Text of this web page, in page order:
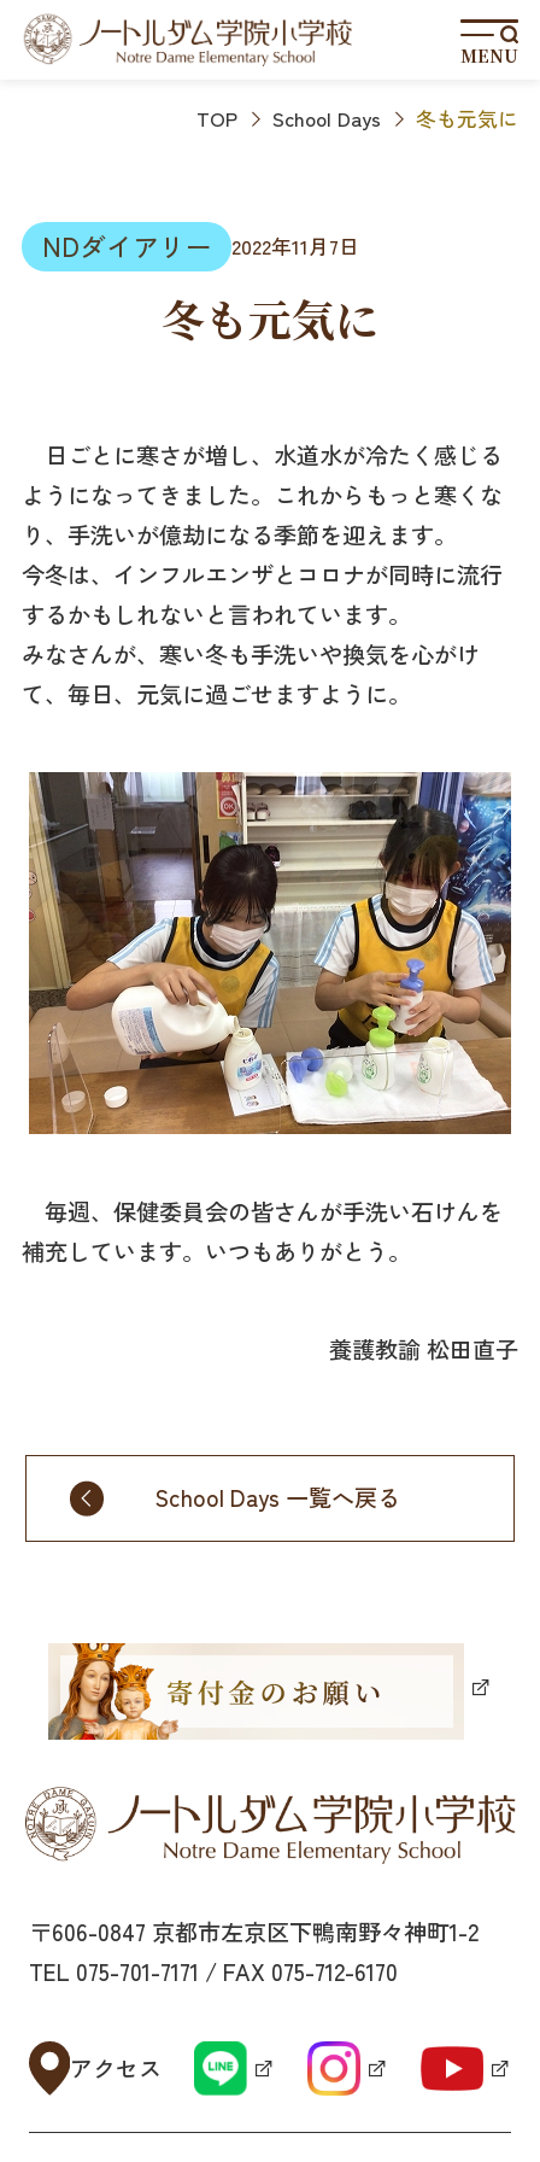
MENU
TOP School Days 冬も元気に
NDダイアリー 2022年11月7日
冬も元気に
日ごとに寒さが増し、水道水が冷たく感じる
ようになってきました。これからもっと寒くな
り、手洗いが億劫になる季節を迎えます。
今冬は、インフルエンザとコロナが同時に流行
するかもしれないと言われています。
みなさんが、寒い冬も手洗いや換気を心がけ
て、毎日、元気に過ごせますように。
毎週、保健委員会の皆さんが手洗い石けんを
補充しています。いつもありがとう。
養護教諭 松田直子
School Days 一覧へ戻る
〒606-0847 京都市左京区下鴨南野々神町1-2
TEL 075-701-7171 / FAX 075-712-6170
アクセス